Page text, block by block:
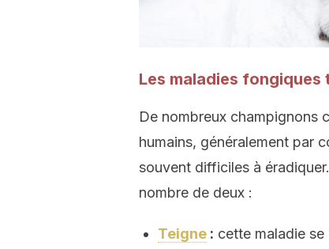
Les maladies fongiques
De nombreux champignons
humains, généralement par
souvent difficiles à
nombre de deux :
Teigne : cette maladie